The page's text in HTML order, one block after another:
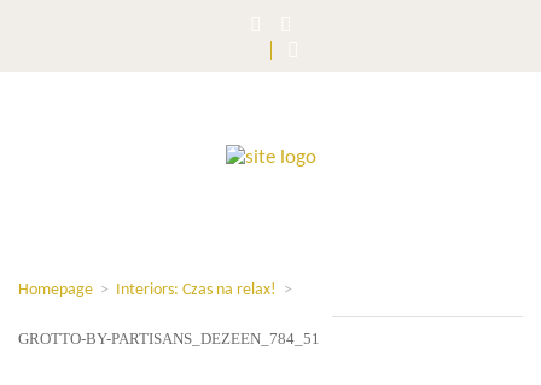
Homepage > Interiors: Czas na relax! >
GROTTO-BY-PARTISANS_DEZEEN_784_51